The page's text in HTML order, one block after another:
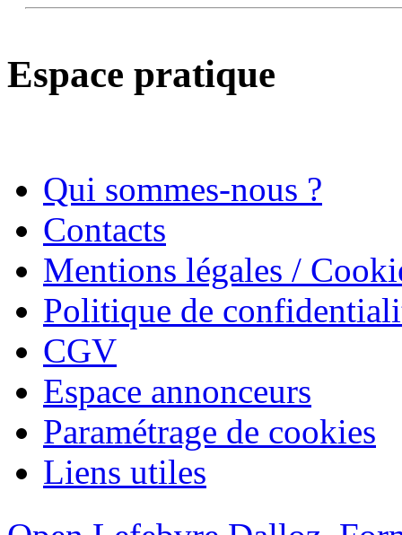
Espace pratique
Qui sommes-nous ?
Contacts
Mentions légales /
Politique de
CGV
Espace annonceurs
Paramétrage de cookies
Liens utiles